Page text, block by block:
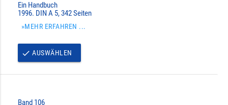
Ein Handbuch
1996. DIN A 5, 342 Seiten
»MEHR ERFAHREN ...
done AUSWÄHLEN
Band 106